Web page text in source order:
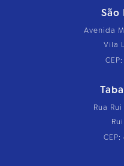
São
Avenida
Vila
Rua